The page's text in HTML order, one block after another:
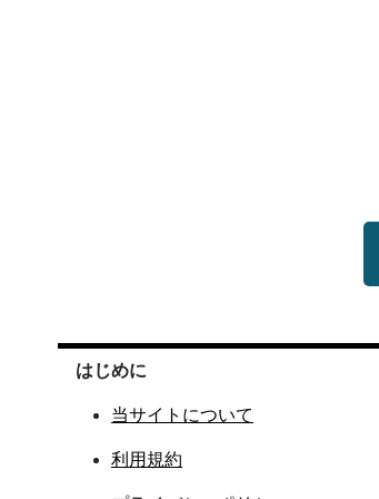
はじめに
当サイトについて
利用規約